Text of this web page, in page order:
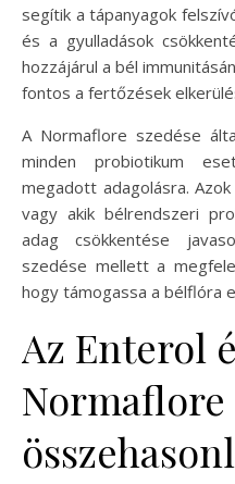
segítik a tápanyagok
és a gyulladások
hozzájárul a bél
fontos a fertőzések
A Normaflore szedése
minden probiotikum
megadott adagolásra.
vagy akik bélrendszeri
adag csökkentése
szedése mellett a
hogy támogassa a bélflóra
Az Enterol
Normaflore